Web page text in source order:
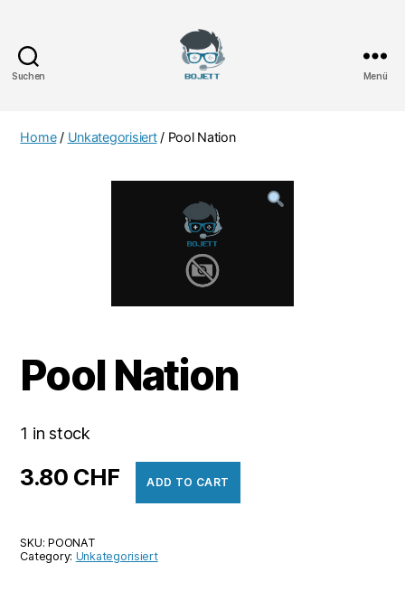
Suchen Menü
Home/ Unkategorisiert/ Pool Nation
Pool Nation
1 in stock
3.80 CHF ADD TO CART
SKU:POONAT
Category: Unkategorisiert